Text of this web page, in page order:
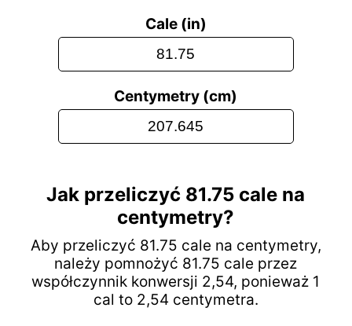
Cale (in)
Centymetry (cm)
Jak przeliczyć 81.75 cale na
centymetry?
Aby przeliczyć 81.75 cale na centymetry,
należy pomnożyć 81.75 cale przez
współczynnik konwersji 2,54, ponieważ 1
cal to 2,54 centymetra.